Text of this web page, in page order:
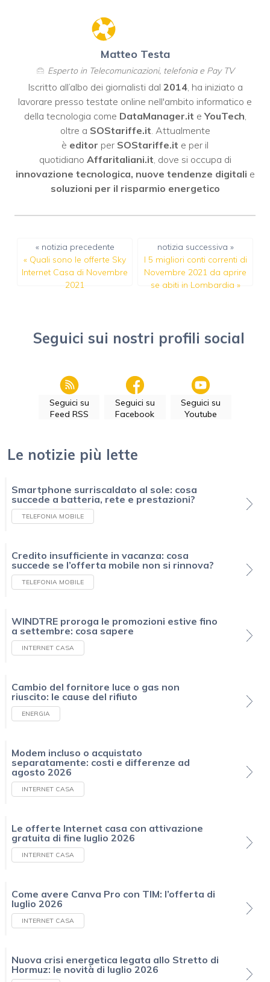
Matteo Testa
Esperto in Telecomunicazioni, telefonia e Pay TV
Iscritto all’albo dei giornalisti dal 2014, ha iniziato a
lavorare presso testate online nell'ambito informatico e
della tecnologia come DataManager.it eYouTech
oltre a SOStariffe.it . Attualmente
è editor per SOStariffe.it e per il
quotidiano Affaritaliani.it , dove si occupa di
innovazione tecnologica, nuove tendenze digitali e
soluzioni per il risparmio energetico
« notizia precedente
« Quali sono le offerte Sky
Internet Casa di Novembre
2021
notizia successiva »
I 5 migliori conti correnti di
Novembre 2021 da aprire
se abiti in Lombardia »
Seguici sui nostri profili social
Seguici su
Feed RSS
Seguici su
Facebook
Seguici su
Youtube
Le notizie più lette
Smartphone surriscaldato al sole: cosa
succede a batteria, rete e prestazioni?
TELEFONIA MOBILE
Credito insufficiente in vacanza: cosa
succede se l’offerta mobile non si rinnova?
TELEFONIA MOBILE
WINDTRE proroga le promozioni estive fino
a settembre: cosa sapere
INTERNET CASA
Cambio del fornitore luce o gas non
riuscito: le cause del rifiuto
ENERGIA
Modem incluso o acquistato
separatamente: costi e differenze ad
agosto 2026
INTERNET CASA
Le offerte Internet casa con attivazione
gratuita di fine luglio 2026
INTERNET CASA
Come avere Canva Pro con TIM: l’offerta di
luglio 2026
INTERNET CASA
Nuova crisi energetica legata allo Stretto di
Hormuz: le novità di luglio 2026